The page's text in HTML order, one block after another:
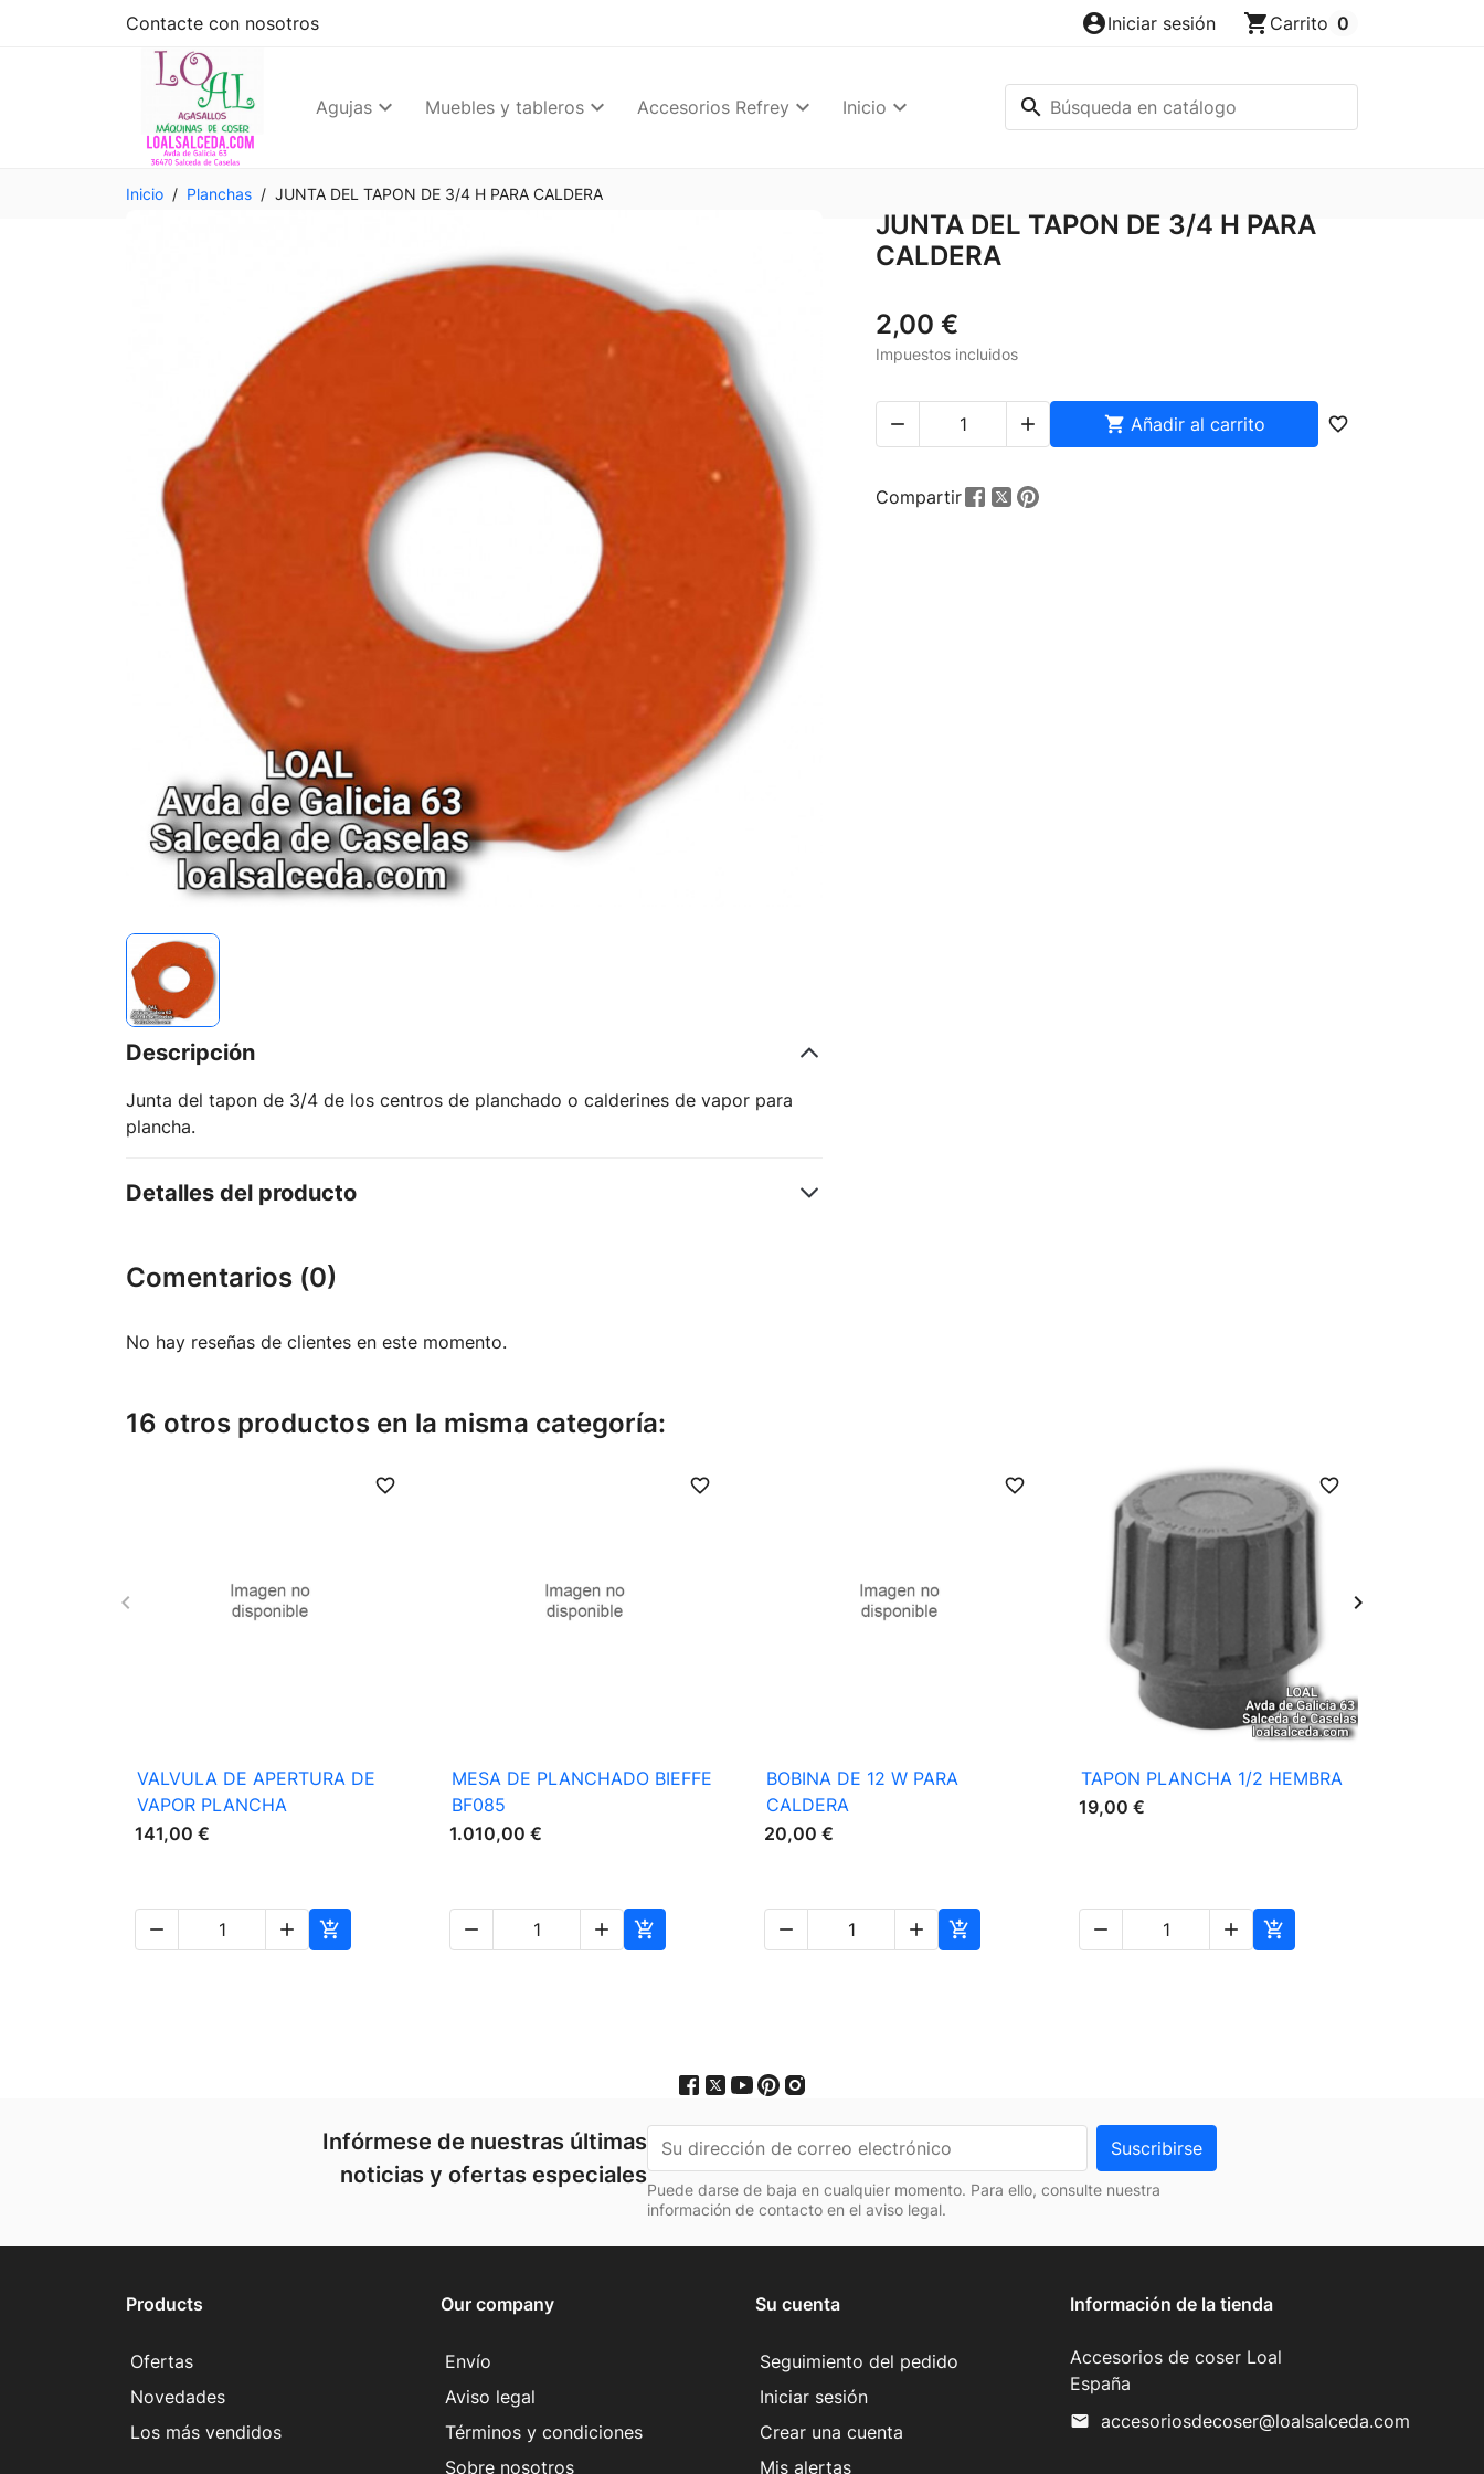
Contacte con nosotros account_circleIniciar sesión shopping_cart Carrito 0
Agujas Muebles y tableros Accesorios Refrey Inicio search
Inicio Planchas JUNTA DEL TAPON DE 3/4 H PARA CALDERA
JUNTA DEL TAPON DE 3/4 H PARA
CALDERA
2,00 €
Impuestos incluidos
   Añadir al carrito favorite_border
Compartir
Descripción
Junta del tapon de 3/4 de los centros de planchado o calderines de vapor para
plancha.
Detalles del producto
Comentarios (0)
No hay reseñas de clientes en este momento.
16 otros productos en la misma categoría:
Vista rápida
favorite_border
VALVULA DE APERTURA DE
VAPOR PLANCHA
141,00 €
  
Vista rápida
favorite_border
MESA DE PLANCHADO BIEFFE
BF085
1.010,00 €
  
 Vista rápida
favorite_border
BOBINA DE 12 W PARA
CALDERA
20,00 €
  
Vista rápida
favorite_border
TAPON PLANCHA 1/2 HEMBRA
19,00 €
  
Infórmese de nuestras últimas
noticias y ofertas especiales
Puede darse de baja en cualquier momento. Para ello, consulte nuestra
información de contacto en el aviso legal.
Products
Ofertas
Novedades
Los más vendidos
Our company
Envío
Aviso legal
Términos y condiciones
Sobre nosotros
Su cuenta
Seguimiento del pedido
Iniciar sesión
Crear una cuenta
Mis alertas
Información de la tienda
Accesorios de coser Loal
España
mail accesoriosdecoser@loalsalceda.com